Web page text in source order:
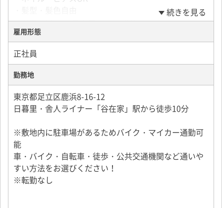
50代：7名
30代：10名
20代：9名
・ダブルワーク/スキマ時間/副業OK
・主婦/主夫歓迎
・子育てママ/シングルマザー OK
・未経験歓迎、経験者歓迎
・フリーター歓迎、社会人デビュー応援
・学歴不問、ブランクOK
・既卒、第二新卒歓迎
・20代、30代、40代、50代活躍中
活かせる経験
運転経験：トレーラー、大型トラック、中型・小型ト
ラック、ダンプカー、キャリアカー、タクシー、ハイ
エースなどの運転。
業務経験：食品配送、軽貨物配送、引っ越しなどの業
続きを見る
雇用形態
正社員
勤務地
東京都足立区鹿浜8-16-12
日暮里・舎人ライナー「谷在家」駅から徒歩10分
※敷地内に駐車場があるためバイク・マイカー通勤可
能
車・バイク・自転車・徒歩・公共交通機関など通いや
すい方法をお選びください！
※転勤なし